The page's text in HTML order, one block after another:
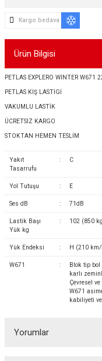
Çelik Jantlar
Jant
Kargo bedava
Ürün Bilgisi
PETLAS EXPLERO WİNTER W671
PETLAS KIŞ LASTİGİ
VAKUMLU LASTİK
ÜCRETSİZ KARGO
STOKTAN HEMEN TESLİM
Yakıt
Tasarrufu
: C
Yol Tutuşu : E
Ses dB : 71dB
Lastik Başı
Yük kg
: 102 (850
Yük Endeksi : H (210 km/
W671 :
Blok tip bol
karlı
Çevresel
W671
kabiliyeti
Yorumlar